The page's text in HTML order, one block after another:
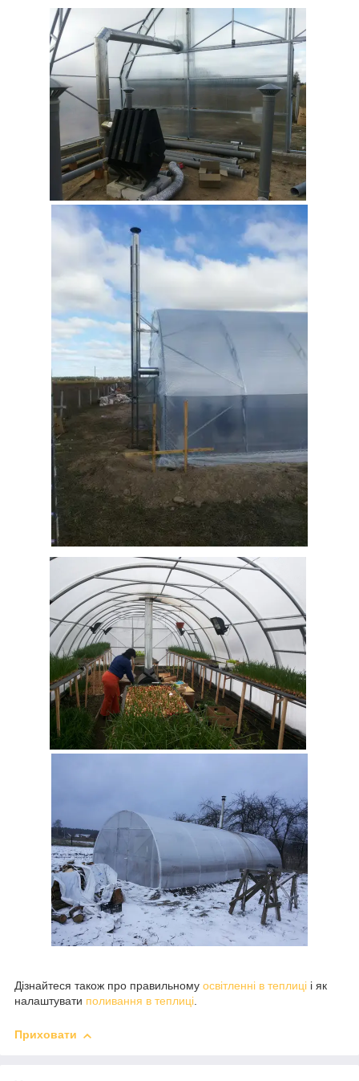
Дізнайтеся також про правильному освітленні в теплиці і як
налаштувати поливання в теплиці.
Приховати